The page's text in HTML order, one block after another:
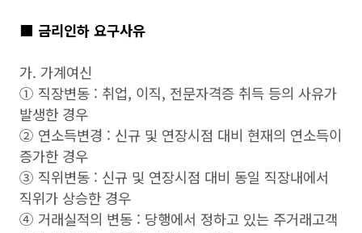
■ 금리인하 요구사유
가. 가계여신
① 직장변동 : 취업, 이직, 전문자격증 취득 등의 사유가
발생한 경우
② 연소득변경 : 신규 및 연장시점 대비 현재의 연소득이
증가한 경우
③ 직위변동 : 신규 및 연장시점 대비 동일 직장내에서
직위가 상승한 경우
④ 거래실적의 변동 : 당행에서 정하고 있는 주거래고객